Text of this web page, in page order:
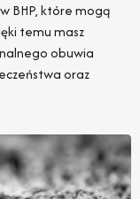
BHP, które mogą
temu masz
obuwia
oraz